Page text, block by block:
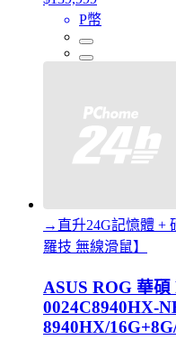
P幣
→直升24G記憶體 +
羅技 無線滑鼠】
ASUS ROG 華
0024C8940HX-
8940HX/